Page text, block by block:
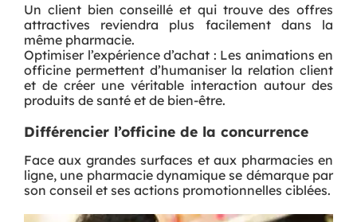
Un client bien conseillé et qui trouve des offres
attractives reviendra plus facilement dans la
même pharmacie.
Optimiser l’expérience d’achat : Les animations en
officine permettent d’humaniser la relation client
et de créer une véritable interaction autour des
produits de santé et de bien-être.
Différencier l’officine de la concurrence
Face aux grandes surfaces et aux pharmacies en
ligne, une pharmacie dynamique se démarque par
son conseil et ses actions promotionnelles ciblées.